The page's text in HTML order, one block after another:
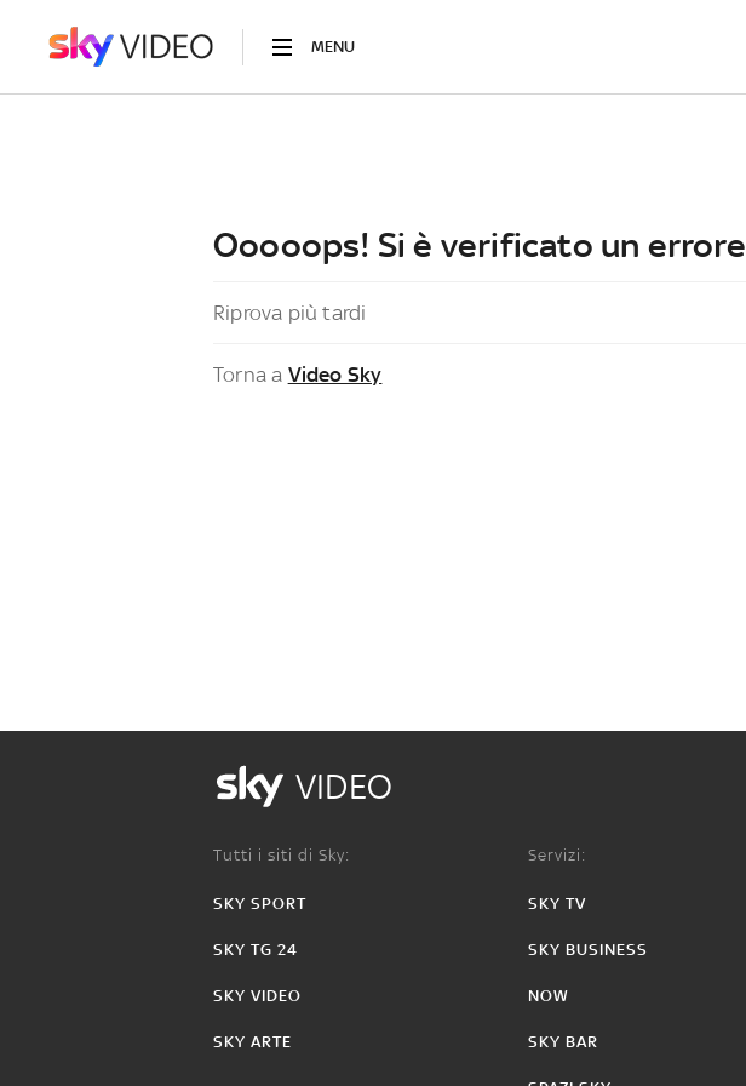
MENU
Ooooops! Si è verificato un errore
Riprova più tardi
Torna a Video Sky
VIDEO
Tutti i siti di Sky:
SKY SPORT
SKY TG 24
SKY VIDEO
SKY ARTE
Servizi:
SKY TV
SKY BUSINESS
NOW
SKY BAR